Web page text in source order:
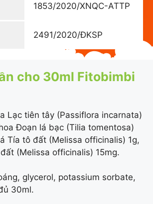
1853/2020/XNQC-ATTP
2491/2020/ĐKSP
cho 30ml Fitobimbi
Lạc tiên tây (Passiflora incarnata)
Đoạn lá bạc (Tilia tomentosa)
Tía tô đất (Melissa officinalis) 1g,
(Melissa officinalis) 15mg.
glycerol, potassium sorbate,
30ml.